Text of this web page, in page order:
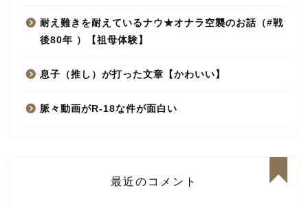
耐え難きを耐えているナウ★オナラ空襲のお話（#戦
後80年 ）【祖母体験】
息子（推し）が打った文章【かわいい】
脈々動画がR-18な件が面白い
最近のコメント